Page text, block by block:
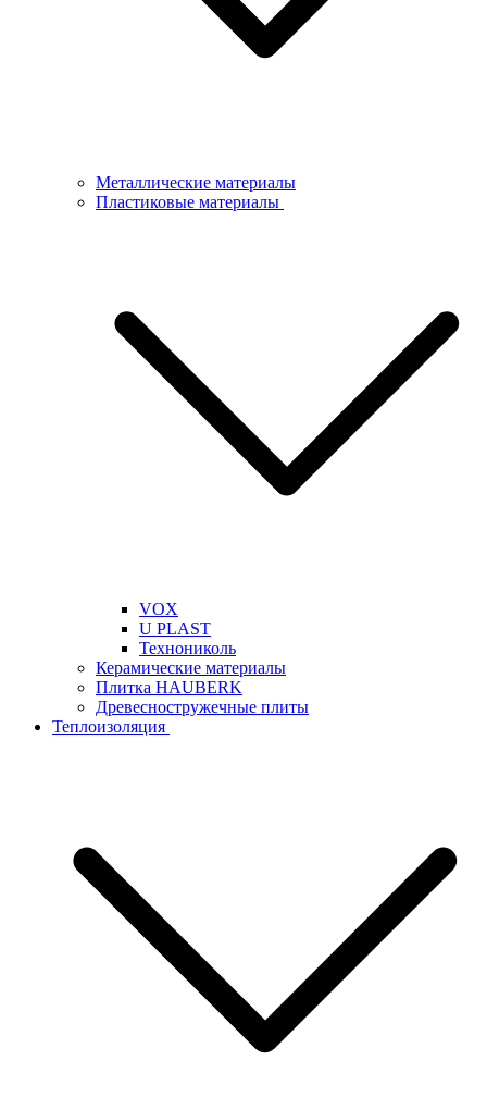
Металлические материалы
Пластиковые материалы
VOX
U PLAST
Технониколь
Керамические материалы
Плитка HAUBERK
Древесностружечные плиты
Теплоизоляция